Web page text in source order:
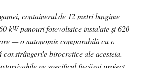
containerul de 12 metri lungime
kW panouri fotovoltaice instalate și 620
— o autonomie comparabilă cu o
birocratice ale acesteia.
pe specificul fiecărui proiect.